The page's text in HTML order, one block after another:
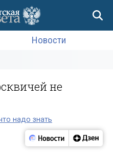
Новости
не
надо знать